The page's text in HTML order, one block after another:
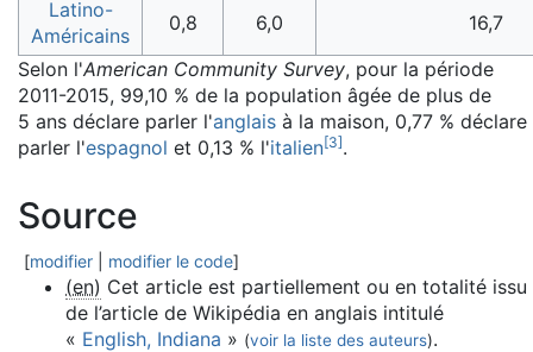
Latino-
Américains
0,8 6,0
16,7
Selon l'American Community Survey, pour la période
2011-2015, 99,10 % de la population âgée de plus de
5 ans déclare parler l'anglais à la maison, 0,77 % déclare
parler l'espagnol et 0,13 % l'italien[3].
Source
[modifier modifier le code]
(en) Cet article est partiellement ou en totalité issu
de l’article de Wikipédia en anglais intitulé
« English, Indiana » (voir la liste des auteurs).